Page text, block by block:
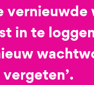
vernieuwde
in te